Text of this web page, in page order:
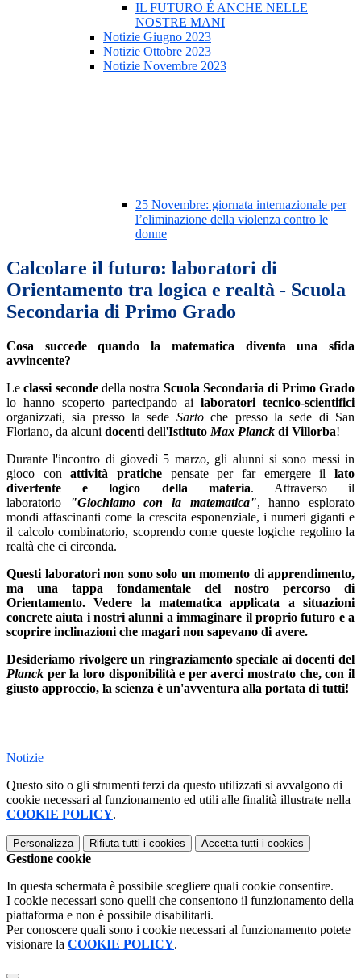
IL FUTURO É ANCHE NELLE
NOSTRE MANI
Notizie Giugno 2023
Notizie Ottobre 2023
Notizie Novembre 2023
25 Novembre: giornata internazionale per
l’eliminazione della violenza contro le
donne
Calcolare il futuro: laboratori di
Orientamento tra logica e realtà - Scuola
Secondaria di Primo Grado
Cosa succede quando la matematica diventa una sfida
avvincente?
Leclassi secondedella nostra Scuola Secondaria di Primo Grado
lo hanno scoperto partecipando ai laboratori tecnico-scientifici
organizzati, sia presso la sede Sartoche presso la sede di San
Floriano, da alcuni docenti dell'Istituto Max Planck di Villorba!
Durante l'incontro di giovedì 5 marzo, gli alunni si sono messi in
gioco conattività pratiche pensate per far emergere illato
divertente e logico della materia. Attraverso il
laboratorio
"Giochiamo con la matematica", hanno esplorato
mondi affascinanti come la crescita esponenziale, i numeri giganti e
il calcolo combinatorio, scoprendo come queste logiche regolino la
realtà che ci circonda.
Questi laboratori non sono solo un momento di apprendimento,
ma una tappa fondamentale del nostro percorso di
Orientamento. Vedere la matematica applicata a situazioni
concrete aiuta i nostri alunni a immaginare il proprio futuro e a
scoprire inclinazioni che magari non sapevano di avere.
Desideriamo rivolgere un ringraziamento speciale ai docenti del
Planck per la loro disponibilità e per averci mostrato che, con il
giusto approccio, la scienza è un'avventura alla portata di tutti!
Notizie
Questo sito o gli strumenti terzi da questo utilizzati si avvalgono di
cookie necessari al funzionamento ed utili alle finalità illustrate nella
COOKIE POLICY.
Personalizza Rifiuta tutti i cookies Accetta tutti i cookies
Gestione cookie
In questa schermata è possibile scegliere quali cookie consentire.
I cookie necessari sono quelli che consentono il funzionamento della
piattaforma e non è possibile disabilitarli.
Per conoscere quali sono i cookie necessari al funzionamento potete
visionare la COOKIE POLICY.